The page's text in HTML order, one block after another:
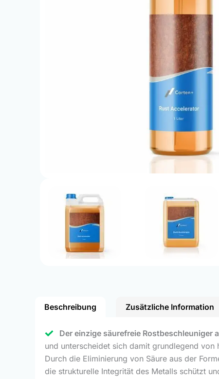
Beschreibung Zusätzliche Information
Der einzige säurefreie Rostbeschleuniger
und unterscheidet sich damit grundlegend
Durch die Eliminierung von Säure aus der
die strukturelle Integrität des Metalls schützt